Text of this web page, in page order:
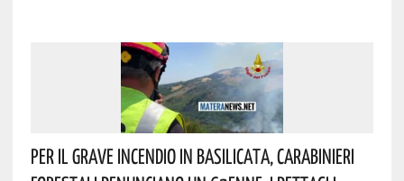
Per Il Grave Incendio In Basilicata, Carabinieri